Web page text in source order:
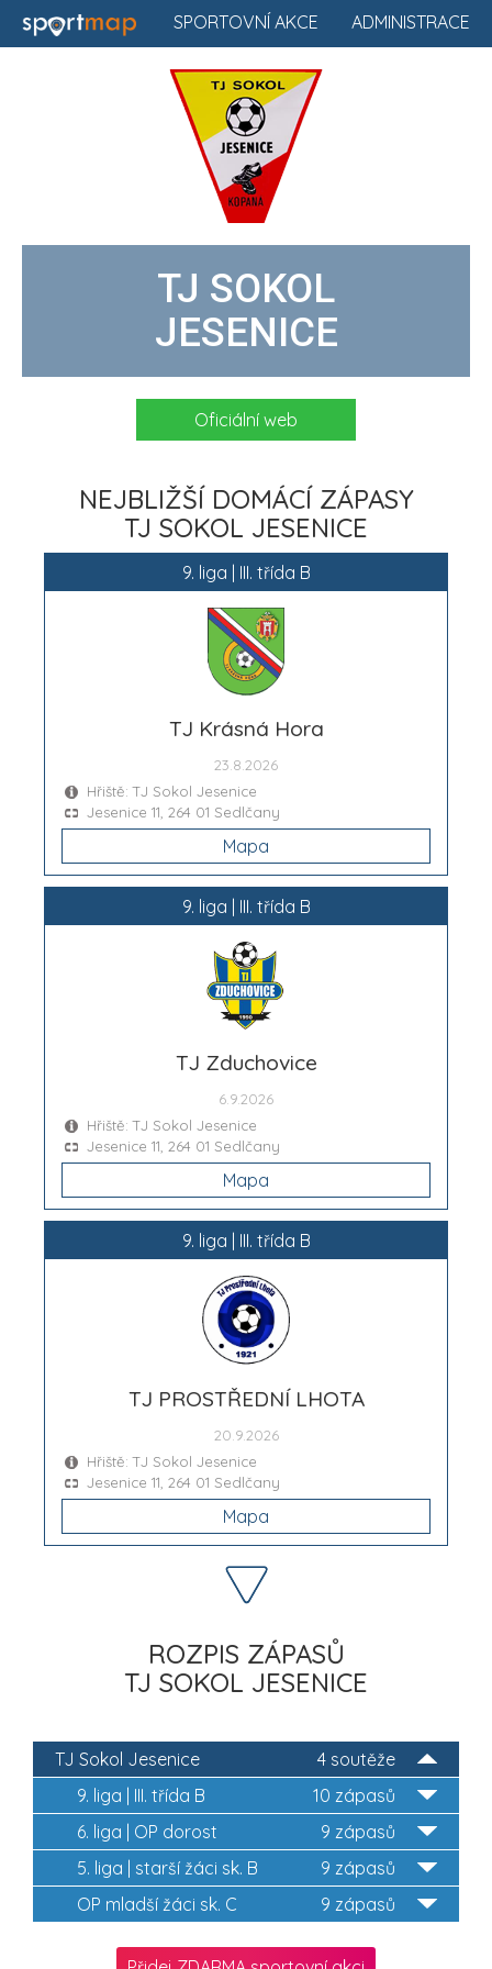
ADMINISTRACE
SPORTOVNÍ AKCE
TJ SOKOL
JESENICE
Oficiální web
NEJBLIŽŠÍ DOMÁCÍ ZÁPASY
TJ SOKOL JESENICE
9. liga | III. třída B
TJ Krásná Hora
23.8.2026
Hřiště: TJ Sokol Jesenice
Jesenice 11, 264 01 Sedlčany
Mapa
9. liga | III. třída B
TJ Zduchovice
6.9.2026
Hřiště: TJ Sokol Jesenice
Jesenice 11, 264 01 Sedlčany
Mapa
9. liga | III. třída B
TJ PROSTŘEDNÍ LHOTA
20.9.2026
Hřiště: TJ Sokol Jesenice
Jesenice 11, 264 01 Sedlčany
Mapa
ROZPIS ZÁPASŮ
TJ SOKOL JESENICE
4 soutěže
TJ Sokol Jesenice
10 zápasů
9. liga | III. třída B
9 zápasů
6. liga | OP dorost
9 zápasů
5. liga | starší žáci sk. B
9 zápasů
OP mladší žáci sk. C